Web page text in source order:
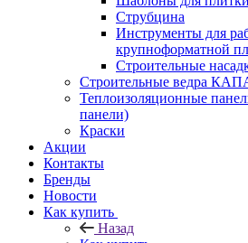
Струбцина
Инструменты для
крупноформатной
Строительные
Строительные ведра
Теплоизоляционные
панели)
Краски
Акции
Контакты
Бренды
Новости
Как купить
Назад